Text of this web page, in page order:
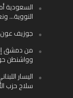
السعودية
النووية…
جوزيف عون
من دمشق
وواشنطن
اليسار
سلاح حزب